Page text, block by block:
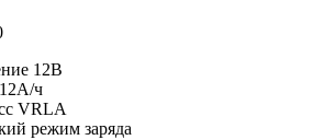
12B
ч
VRLA
режим заряда